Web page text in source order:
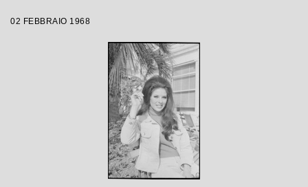
02 FEBBRAIO 1968